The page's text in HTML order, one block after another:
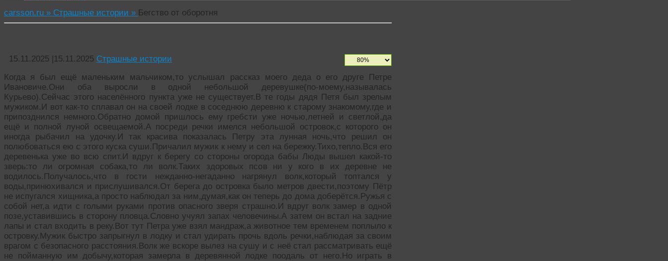
carsson.ru » Страшные истории » Бегство от оборотня
15.11.2025 |15.11.2025 Страшные истории
Когда я был ещё маленьким мальчиком,то услышал рассказ моего деда о его друге Петре
Ивановиче.Они оба выросли в одной небольшой деревушке(по-моему,называлась
Курьево).Сейчас этого населённого пункта уже не существует.В те годы дядя Петя был зрелым
мужиком.И вот как-то сплавал он на своей лодке в соседнюю деревню к старому знакомому,где и
припозднился немного.Обратно домой пришлось ему гребсти уже ночью,летней и светлой,да
ещё и полной луной освещаемой.А посреди речки имелся небольшой островок,с которого он
иногда рыбачил на удочку.И так красива показалась Петру эта лунная ночь,что решил он
полюбоваться ею с этого куска суши.Причалил мужик к нему и сел на бережку.Тихо,тепло.Вся его
деревенька уже во всю спит.И вдруг к берегу со стороны огорода бабы Люды вышел какой-то
зверь:то ли огромная собака,то ли волк.Таких здоровых псов ни у кого в их деревне не
водилось.Получалось,что в гости нежданно-негаданно нагрянул волк,который топтался у
воды,принюхивался и прислушивался.От берега до островка было метров двести,поэтому Пётр
не испугался хищника,а просто наблюдал за ним,думая,как он теперь до дома доберётся.Ружья с
собой нет,а идти с голыми руками против опасного зверя страшно.И вдруг волк замер в одной
позе,уставившись в сторону пловца.Словно учуял запах человечины.А затем он встал на задние
лапы и стал входить в реку.Вот тут Петра уже взял мандраж,а животное тем временем поплыло к
островку.Мужик быстро запрыгнул в лодку и стал удирать прочь вдоль речки,наблюдая за своим
врагом с безопасного расстояния.Волк же вскоре вылез на сушу и с неё стал рассматривать ещё
не пойманную им добычу,которая замерла в деревянной лодке поодаль от него.Но играть в